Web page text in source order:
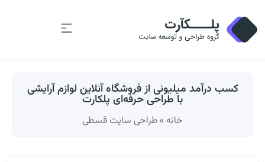
کسب درآمد میلیونی از فروشگاه آنلاین لوازم آرایشی
با طراحی حرفه‌ای پلکارت
خانه » طراحی سایت قسطی